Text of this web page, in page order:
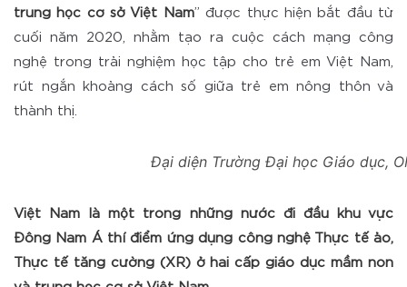
trung học cơ sở Việt Nam” được thực hiện bắt đầu từ
cuối năm 2020, nhằm tạo ra cuộc cách mạng công
nghệ trong trải nghiệm học tập cho trẻ em Việt Nam,
rút ngắn khoảng cách số giữa trẻ em nông thôn và
thành thị.
Đại diện Trường Đại học Giáo dục,
Việt Nam là một trong những nước đi đầu khu vực
Đông Nam Á thí điểm ứng dụng công nghệ Thực tế ảo,
Thực tế tăng cường (XR) ở hai cấp giáo dục mầm non